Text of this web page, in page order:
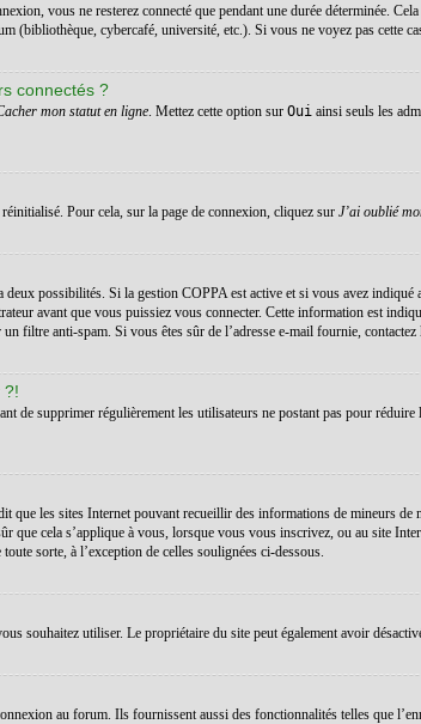
vous ne resterez connecté que pendant une durée déterminée.
(bibliothèque, cybercafé, université, etc.). Si vous ne voyez pas cette
connectés ?
mon statut en ligne. Mettez cette option sur Oui ainsi seuls les
Pour cela, sur la page de connexion, cliquez sur J’ai oublié
possibilités. Si la gestion COPPA est active et si vous avez
avant que vous puissiez vous connecter. Cette information est
filtre anti-spam. Si vous êtes sûr de l’adresse e-mail fournie, contactez
?!
de supprimer régulièrement les utilisateurs ne postant pas pour
que les sites Internet pouvant recueillir des informations de mineurs de
cela s’applique à vous, lorsque vous vous inscrivez, ou au site
sorte, à l’exception de celles soulignées ci-dessous.
souhaitez utiliser. Le propriétaire du site peut également avoir
au forum. Ils fournissent aussi des fonctionnalités telles que